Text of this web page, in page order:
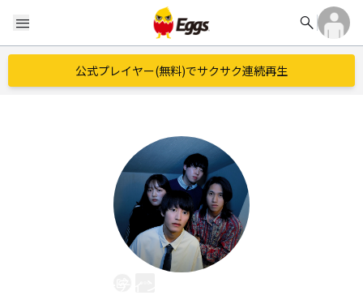
menu search
公式プレイヤー(無料)でサクサク連続再生